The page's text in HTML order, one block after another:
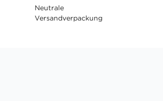
Neutrale
Versandverpackung